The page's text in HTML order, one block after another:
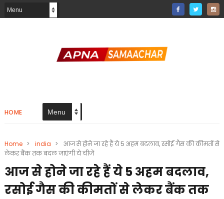
HOME
Home > india >
आज से होने जा रहे हैं ये 5 अहम बदलाव, रसोई गैस की कीमतों से
लेकर बैंक तक बदल जाएंगी ये चीजें
आज से होने जा रहे हैं ये 5 अहम बदलाव,
रसोई गैस की कीमतों से लेकर बैंक तक